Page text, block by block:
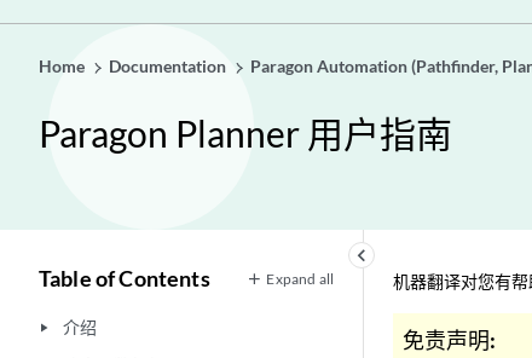
Home Documentation Paragon Automation (Pathfinder,
Paragon Planner 用户指南
keyboard_arrow_left
Table of Contents Expand all
play_arrow 介绍
机器翻译对您有帮
免责声明: